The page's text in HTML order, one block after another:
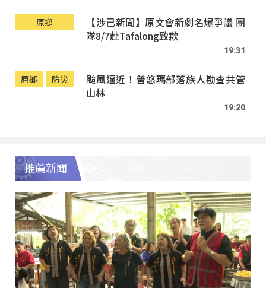
原鄉
【涉己新聞】原文會新劇名爆爭議 團
隊8/7赴Tafalong致歉
19:31
原鄉 防災
颱風逼近！普悠瑪部落族人勘查共管
山林
19:20
推薦新聞